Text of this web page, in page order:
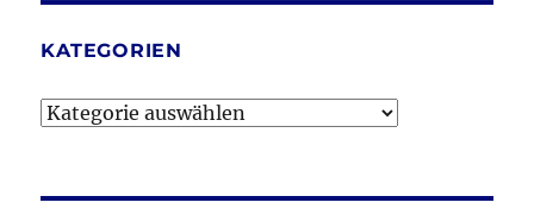
KATEGORIEN
Kategorien